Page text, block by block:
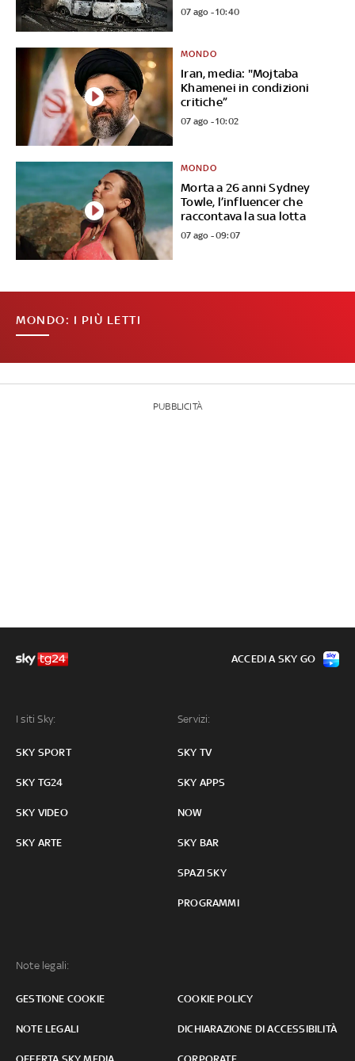
07 ago - 10:40
Iran, media: "Mojtaba
Khamenei in condizioni
critiche”
MONDO
07 ago - 10:02
Morta a 26 anni Sydney
Towle, l’influencer che
raccontava la sua lotta
MONDO
07 ago - 09:07
MONDO: I PIÙ LETTI
PUBBLICITÀ
I siti Sky:
SKY SPORT
SKY TG24
SKY VIDEO
SKY ARTE
Servizi:
SKY TV
SKY APPS
NOW
SKY BAR
SPAZI SKY
PROGRAMMI
Note legali:
GESTIONE COOKIE COOKIE POLICY
NOTE LEGALI DICHIARAZIONE DI ACCESSIBILITÀ
ACCEDI A SKY GO